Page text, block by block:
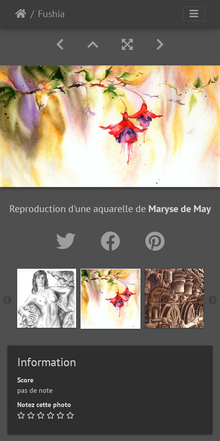
Fushia
Reproduction d'une aquarelle de Maryse de May
Information
Score
pas de note
Notez cette photo